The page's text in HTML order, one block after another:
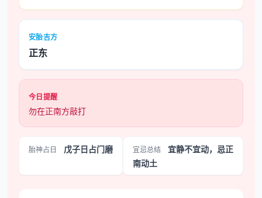
安胎吉方
正东
今日提醒
勿在正南方敲打
胎神占日 戊子日占门磨 宜忌总结
宜静不宜动，忌正
南动土